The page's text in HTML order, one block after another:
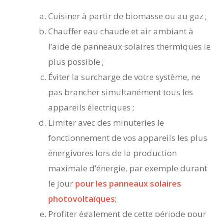
Cuisiner à partir de biomasse ou au gaz ;
Chauffer eau chaude et air ambiant à
l’aide de panneaux solaires thermiques le
plus possible ;
Éviter la surcharge de votre système, ne
pas brancher simultanément tous les
appareils électriques ;
Limiter avec des minuteries le
fonctionnement de vos appareils les plus
énergivores lors de la production
maximale d’énergie, par exemple durant
le jour pour les panneaux solaires
photovoltaïques;
Profiter également de cette période pour